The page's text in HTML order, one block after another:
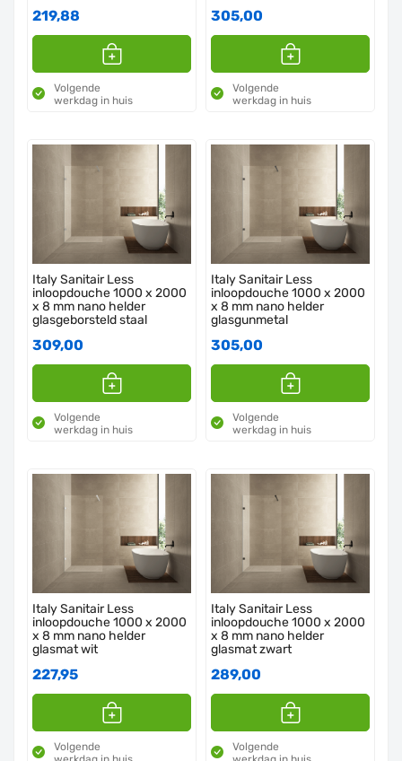
219,88
Volgende
werkdag in huis
305,00
Volgende
werkdag in huis
Italy Sanitair Less
inloopdouche 1000 x 2000
x 8 mm nano helder
glasgeborsteld staal
309,00
Volgende
werkdag in huis
Italy Sanitair Less
inloopdouche 1000 x 2000
x 8 mm nano helder
glasgunmetal
305,00
Volgende
werkdag in huis
Italy Sanitair Less
inloopdouche 1000 x 2000
x 8 mm nano helder
glasmat wit
227,95
Volgende
Italy Sanitair Less
inloopdouche 1000 x 2000
x 8 mm nano helder
glasmat zwart
289,00
Volgende